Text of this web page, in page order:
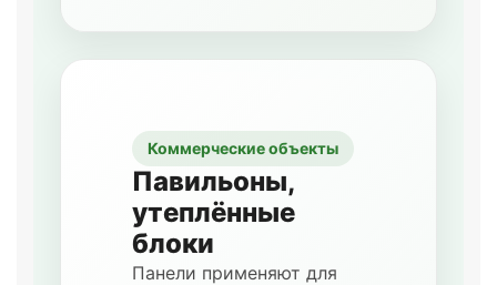
Коммерческие объекты
Павильоны,
утеплённые
блоки
Панели применяют для